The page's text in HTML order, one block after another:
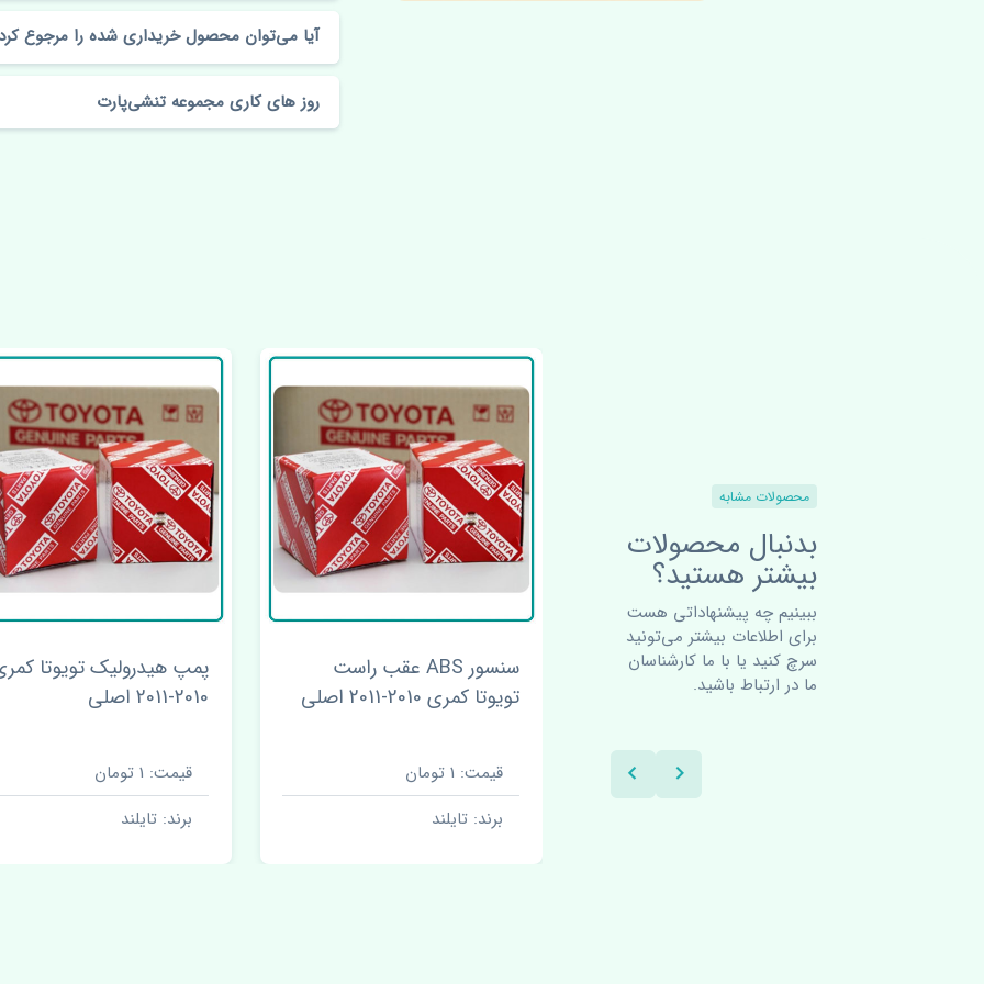
آیا می‌توان محصول خریداری شده را مرجوع
روز های کاری مجموعه تنشی‌پارت
محصولات مشابه
بدنبال محصولات
بیشتر هستید؟
ببینیم چه پیشنهاداتی هست
برای اطلاعات بیشتر می‌تونید
سرچ کنید یا با ما کارشناسان
ما در ارتباط باشید.
پرژکتور راست تویوتا کمری
2010-2011 چین
سنسور ABS عقب راست
تویوتا کمری 2010-2011 اصلی
قیمت: 1 تومان
برند: تایلند
پمپ هیدرولیک تویوتا
2010-2011 اصلی
قیمت: 1 تومان
برند: تایلند